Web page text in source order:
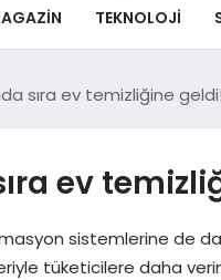
TEKNOLOJI
sıra ev temizliğine
ev
sistemlerine de
tüketicilere daha